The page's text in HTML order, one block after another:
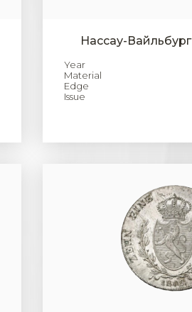
Нассау-Вайльбург
Year
Material
Edge
Issue